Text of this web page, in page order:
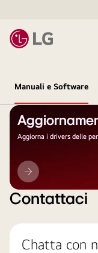
Manuali e Software
Aggiorna i drivers delle
Aggiornamento
LG
Contattaci
Chatta con